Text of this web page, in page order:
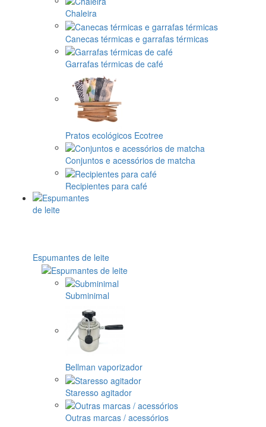
Chaleira
Canecas térmicas e garrafas térmicas
Garrafas térmicas de café
Pratos ecológicos Ecotree
Conjuntos e acessórios de matcha
Recipientes para café
Espumantes de leite
Subminimal
Bellman vaporizador
Staresso agitador
Outras marcas / acessórios